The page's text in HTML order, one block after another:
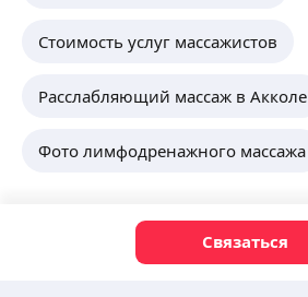
Стоимость услуг массажистов
Расслабляющий массаж в Акколе
Фото лимфодренажного массажа
Связаться